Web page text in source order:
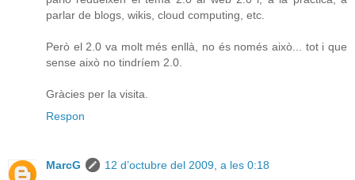
parlar de blogs, wikis, cloud computing, etc.
Però el 2.0 va molt més enllà, no és només això... tot i que
sense això no tindríem 2.0.
Gràcies per la visita.
Respon
MarcG
12 d’octubre del 2009, a les 0:18